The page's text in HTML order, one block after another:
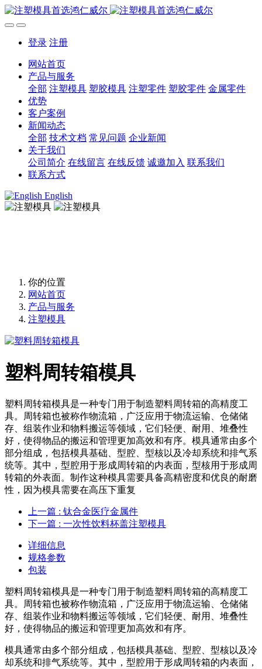
登录 注册
网站首页
产品与服务
全部 注塑模具 塑胶模具 注塑零件 塑胶零件 金属零件
优势
客户案例
新闻动态
全部 技术文档 常见问题 企业新闻
关于我们
公司简介 在线留言 在线反馈 诚邀加入 联系我们
联系方式
English
你的位置
网站首页
产品与服务
注塑模具
塑料周转箱模具
塑料周转箱模具是一种专门用于制造塑料周转箱的高精度工
具。周转箱也被称作物流箱，广泛应用于物流运输、仓储储
存、组装作业和物料搬运等领域，它们轻便、耐用、堆叠性
好，使得物品的搬运和管理更加高效和有序。模具通常由多个
部分组成，包括模具基础、型腔、型核以及冷却系统和排气系
统等。其中，型腔用于形成周转箱的内表面，型核用于形成周
转箱的外表面。制作这种模具需要具备高精密度和优良的耐磨
性，因为模具需要在高压下重复
上一篇 : 钛合金医疗金属件
下一篇 : 一次性饮料杯盖注塑模具
详细信息
规格参数
包装
塑料周转箱模具是一种专门用于制造塑料周转箱的高精度工
具。周转箱也被称作物流箱，广泛应用于物流运输、仓储储
存、组装作业和物料搬运等领域，它们轻便、耐用、堆叠性
好，使得物品的搬运和管理更加高效和有序。
模具通常由多个部分组成，包括模具基础、型腔、型核以及冷
却系统和排气系统等。其中，型腔用于形成周转箱的内表面，